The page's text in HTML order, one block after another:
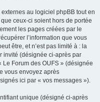
au logiciel phpBB tout en
ceux-ci soient hors de portée
les pages créées par le
l’information que vous
être, et n’est pas limité à : la
invité (désignée ci-après par
Le Forum des OUFS » (désignée
vous envoyez après
ici par « vos messages »).
unique (désigné ci-après